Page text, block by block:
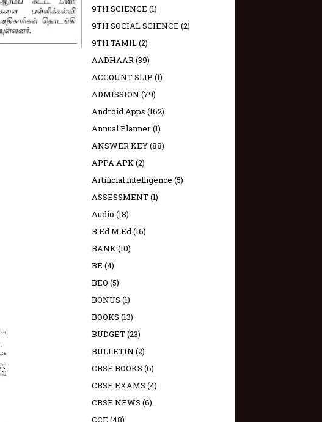
9TH SCIENCE (1)
9TH SOCIAL SCIENCE (2)
9TH TAMIL(2)
AADHAAR(39)
ACCOUNT SLIP (1)
ADMISSION (79)
Android Apps (162)
Annual Planner(1)
ANSWER KEY(88)
APPA APK(2)
Artificial intelligence (5)
ASSESSMENT(1)
Audio (18)
B.Ed M.Ed(16)
BANK(10)
BE (4)
BEO (5)
BONUS (1)
BOOKS (13)
BUDGET(23)
BULLETIN (2)
CBSE BOOKS (6)
CBSE EXAMS (4)
CBSE NEWS (6)
CCE (48)